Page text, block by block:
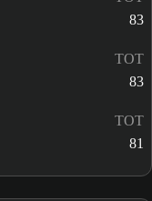
83
TOT
83
TOT
81